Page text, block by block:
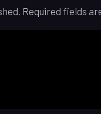
Required fields